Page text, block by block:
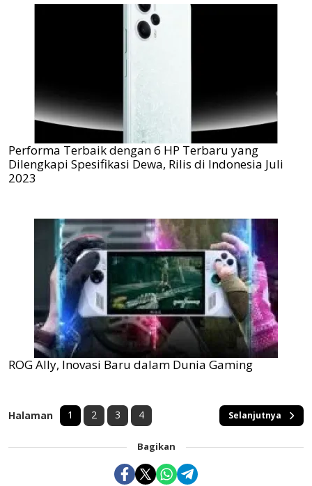
Performa Terbaik dengan 6 HP Terbaru yang
Dilengkapi Spesifikasi Dewa, Rilis di Indonesia Juli
2023
ROG Ally, Inovasi Baru dalam Dunia Gaming
Halaman 1 2 3 4 Selanjutnya
Bagikan